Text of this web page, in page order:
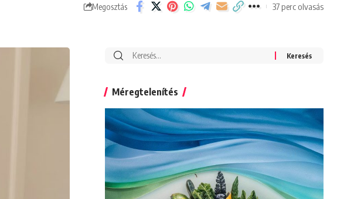
Megosztás 37 perc olvasás
Search
Méregtelenítés